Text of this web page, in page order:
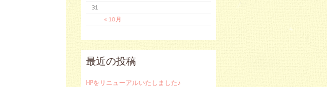
« 10月
31
最近の投稿
HPをリニューアルいたしました♪